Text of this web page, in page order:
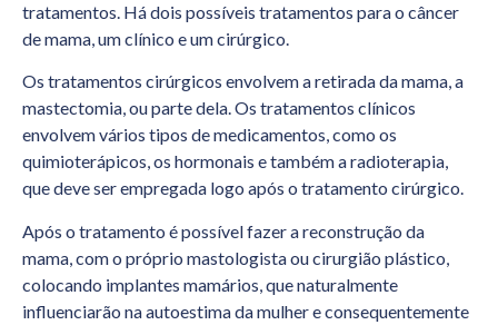
tratamentos. Há dois possíveis tratamentos para o câncer
de mama, um clínico e um cirúrgico.
Os tratamentos cirúrgicos envolvem a retirada da mama, a
mastectomia, ou parte dela. Os tratamentos clínicos
envolvem vários tipos de medicamentos, como os
quimioterápicos, os hormonais e também a radioterapia,
que deve ser empregada logo após o tratamento cirúrgico.
Após o tratamento é possível fazer a reconstrução da
mama, com o próprio mastologista ou cirurgião plástico,
colocando implantes mamários, que naturalmente
influenciarão na autoestima da mulher e consequentemente